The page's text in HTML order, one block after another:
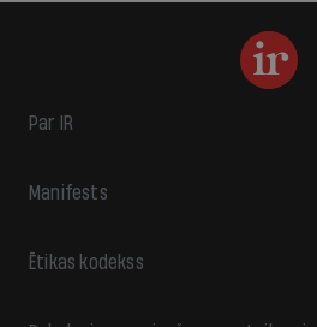
Par IR
Manifests
Ētikas kodekss